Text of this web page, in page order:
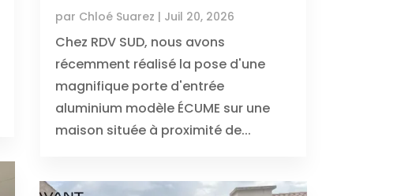
par Chloé Suarez | Juil 20, 2026
Chez RDV SUD, nous avons
récemment réalisé la pose d'une
magnifique porte d'entrée
aluminium modèle ÉCUME sur une
maison située à proximité de...